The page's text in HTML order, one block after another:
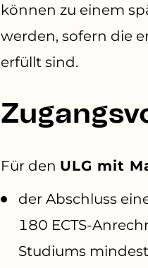
können zu einem
werden, sofern die
erfüllt sind.
Für den ULG mit
der Abschluss
180 ECTS-
Studiums